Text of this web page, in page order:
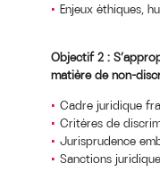
Enjeux éthiques,
Objectif 2 :
matière de non-
Cadre juridique
Critères de
Jurisprudence
Sanctions